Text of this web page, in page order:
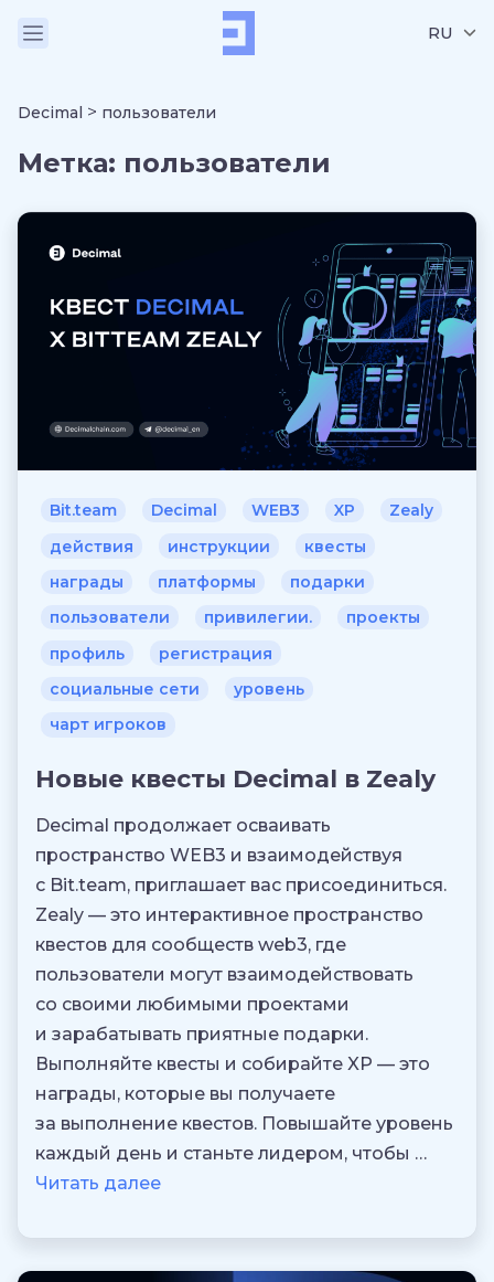
RU
Decimal > пользователи
Метка: пользователи
Bit.team Decimal WEB3 XP
Zealy
действия
инструкции
квесты
награды
платформы
подарки
пользователи
привилегии.
проекты
профиль
регистрация
социальные сети
уровень
чарт игроков
Новые квесты Decimal в Zealy
Decimal продолжает осваивать
пространство WEB3 и взаимодействуя
с Bit.team, приглашает вас присоединиться.
Zealy — это интерактивное пространство
квестов для сообществ web3, где
пользователи могут взаимодействовать
со своими любимыми проектами
и зарабатывать приятные подарки.
Выполняйте квесты и собирайте XP — это
награды, которые вы получаете
за выполнение квестов. Повышайте уровень
каждый день и станьте лидером, чтобы …
Читать далее